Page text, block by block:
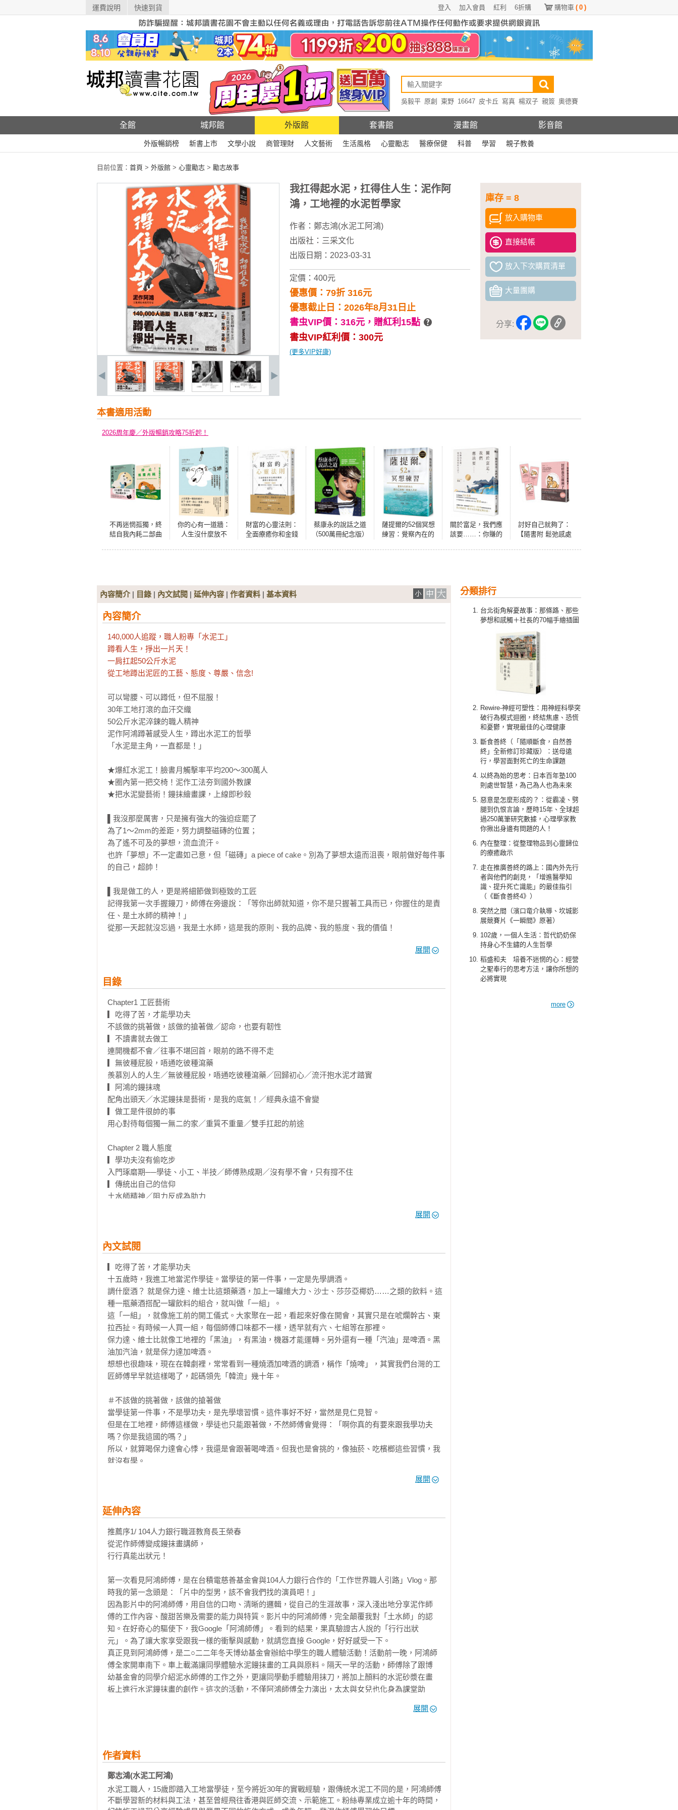
運費說明 快速到貨 購物車 ( 0 )
6折購
紅利
加入會員
登入
吳毅平 原創 東野 16647 皮卡丘 寫真 楊双子 親簽 奧德賽
全館 城邦館 外版館 套書館 漫畫館 影音館
外版暢銷榜 新書上市 文學小說 商管理財 人文藝術 生活風格 心靈勵志 醫療保健 科普 學習 親子教養
目前位置： 首頁 > 外版館 > 心靈勵志 > 勵志故事
庫存 = 8
放入購物車
直接結帳
放入下次購買清單
大量團購
分享:
我扛得起水泥，扛得住人生：泥作阿
鴻，工地裡的水泥哲學家
作者： 鄭志鴻(水泥工阿鴻)
出版社： 三采文化
出版日期：2023-03-31
定價：400元
優惠價：79折 316元
優惠截止日：2026年8月31日止
書虫VIP價：316元， 贈紅利15點
書虫VIP紅利價：300元
(更多VIP好康)
本書適用活動
2026周年慶／外版暢銷攻略75折起！
不再迷惘孤獨，終
結自我內耗二部曲
你的心有一道牆：
人生沒什麼放不
財富的心靈法則：
全面療癒你和金錢
蔡康永的說話之道
（500萬冊紀念版）
薩提爾的52個冥想
練習：覺察內在的
關於富足，我們應
該要……：你賺的
討好自己就夠了：
【隨書附 鬆弛感處
分類排行
台北街角解憂故事：那條路、那些
夢想和感觸＋社長的70幅手繪插圖
Rewire-神經可塑性：用神經科學突
破行為模式迴圈，終結焦慮、恐慌
和憂鬱，實現最佳的心理健康
斷食善終（「隨順斷食，自然善
終」全新修訂珍藏版）：送母遠
行，學習面對死亡的生命課題
以終為始的思考：日本百年塾100
則處世智慧，為己為人也為未來
惡意是怎麼形成的？：從霸凌、劈
腿到仇恨言論，歷時15年、全球超
過250萬筆研究數據，心理學家教
你揪出身邊有問題的人！
內在整理：從整理物品到心靈歸位
的療癒啟示
走在推廣善終的路上：國內外先行
者與他們的創見，「增進醫學知
識、提升死亡識能」的最佳指引
（《斷食善終4》）
突然之間（濱口竜介執導、坎城影
展競賽片《一瞬間》原著）
102歲，一個人生活：哲代奶奶保
持身心不生鏽的人生哲學
稻盛和夫 培養不迷惘的心：經營
之聖奉行的思考方法，讓你所想的
必將實現
more
內容簡介| 目錄 | 內文試閱 | 延伸內容 | 作者資料 | 基本資料
內容簡介
140,000人追蹤，職人粉專「水泥工」
蹲看人生，掙出一片天！
一肩扛起50公斤水泥
從工地蹲出泥匠的工藝、態度、尊嚴、信念!
可以彎腰、可以蹲低，但不屈服！
30年工地打滾的血汗交織
50公斤水泥淬鍊的職人精神
泥作阿鴻蹲著感受人生，蹲出水泥工的哲學
「水泥是主角，一直都是！」
★爆紅水泥工！臉書月觸擊率平均200～300萬人
★圈內第一把交椅！泥作工法夯到國外教課
★把水泥變藝術！鏝抹繪畫課，上線即秒殺
▌我沒那麼厲害，只是擁有強大的強迫症罷了
為了1～2mm的差距，努力調整磁磚的位置；
為了遙不可及的夢想，流血流汗。
也許「夢想」不一定盡如己意，但「磁磚」a piece of cake。別為了夢想太遠而沮喪，眼前做好每件事
的自己，超帥！
▌我是做工的人，更是將細節做到極致的工匠
記得我第一次手握鏝刀，師傅在旁邊說：「等你出師就知道，你不是只握著工具而已，你握住的是責
任、是土水師的精神！」
從那一天起就沒忘過，我是土水師，這是我的原則、我的品牌、我的態度、我的價值！
「第一次看到工地這麼乾淨！」
「泥作工具竟然擺放得這麼整齊？太強了！」
「這真的是水泥工嗎？」
每次看到這樣的留言，我都會很開心。我是想，做人要將心比心。屋子交給我裝潢，屋主絕對不希望
看見滿地垃圾、檳榔汁或菸蒂。
有些師傅有自己的癖好，但是，換個角度想，一邊做工，一邊叼菸嚼檳榔，影響到整個社會對工匠的
觀感，以為我們做工的就是這樣。
我們自己就不帥了，別人怎麼會覺得我們帥？
▌窮，不可恥，可恥的是你沒有面對的勇氣
時薪從160元調升168元，薪水調漲5%；
小吃從50元漲到60元，漲了20%。
請問大家日子怎麼過？我只能更努力地上工！找個膠帶，把日薪貼起來，填上心目中理想的薪水。
▌孩子早已習慣阿爸充滿態度的背影
從小帶著你「蹲著」，不奢望你能跳更高，只希望我們都能穩穩的、踏實地存在著！也許你認為我們
必須仰著頭，看著別人的鼻孔，但其實，我們看到的是背後那片天。
│││
阿鴻說：「你搬的紅磚要放哪？水泥砂要堆在哪？磁磚要擺在哪？這些粗活也是一種學習，你學會了
嗎？」
儘管工作滿檔，還得開課教學「鏝抹繪畫課」，阿鴻每天仍透過臉書一字一句地記錄所思所想，原汁
原味、不修飾的直白語氣，讓人看到職人面對工作的初衷。
做工，不是不讀書的選擇，
而是帥氣又酷的職涯道路！
這本書，讓你看到泥作職人的驕傲與底氣！
【粉絲熱血回饋】
●你改變了我的分別心，顛覆我對工人的觀感！
●你是土水師，也是人生老師。
●看重自己的專業，比學歷更有價值。
【國內推薦】
從泥作師傅變成鏝抹畫講師，行行真能出狀元！
──104人力銀行職涯教育長 王榮春
展開
目錄
Chapter1 工匠藝術
▎吃得了苦，才能學功夫
不該做的挑著做，該做的搶著做／認命，也要有韌性
▎不讀書就去做工
連開機都不會／往事不堪回首，眼前的路不得不走
▎無彼種屁股，唔通吃彼種瀉藥
羨慕別人的人生／無彼種屁股，唔通吃彼種瀉藥／回歸初心／流汗抱水泥才踏實
▎阿鴻的鏝抹魂
配角出頭天／水泥鏝抹是藝術，是我的底氣！／經典永遠不會變
▎做工是件很帥的事
用心對待每個獨一無二的家／重質不重量／雙手扛起的前途
Chapter 2 職人態度
▎學功夫沒有偷吃步
入門琢磨期──學徒、小工、半技／師傅熟成期／沒有學不會，只有撐不住
▎傳統出自己的信仰
土水師精神／阻力反成為助力
走出國際／職人形象／泥作師傅的價值
不藏私最帥氣／正向的循環／熱情永遠是原動力，現實往往是阻力
Chapter 3尊嚴價值
▎窮？我扛！
藏不住的錢／無聲的電視／唯一一場沒醉的酒
▎不只掙工，還要爭氣
憨人想得卡簡單／好心被雷親／留好名聲給人探聽
▎靠自己卡實在
撿回收超帥！／蓋房的買不起房
▎目屎含飯吞
Chapter 4 信念傳承
▎誰叫我是水泥工！
由膠鞋踏入的水泥人生／也曾面臨交岔路口／跨領域的泥作翻轉
▎蹲著跳更高
工二代／這輩子就值了／背後的天空
影響最深的師傅／甘苦與共的家後／點滴在心頭
展開
內文試閱
▎吃得了苦，才能學功夫
十五歲時，我進工地當泥作學徒。當學徒的第一件事，一定是先學調酒。
調什麼酒？ 就是保力達、維士比這類藥酒，加上一罐維大力、沙士、莎莎亞椰奶……之類的飲料。這
種一瓶藥酒搭配一罐飲料的組合，就叫做「一組」。
這「一組」，就像施工前的開工儀式。大家聚在一起，看起來好像在開會，其實只是在唬爛幹古、東
拉西扯。有時候一人買一組，每個師傅口味都不一樣，透早就有六、七組等在那裡。
保力達、維士比就像工地裡的「黑油」，有黑油，機器才能運轉。另外還有一種「汽油」是啤酒。黑
油加汽油，就是保力達加啤酒。
想想也很趣味，現在在韓劇裡，常常看到一種燒酒加啤酒的調酒，稱作「燒啤」，其實我們台灣的工
匠師傅早早就這樣喝了，起碼領先「韓流」幾十年。
＃不該做的挑著做，該做的搶著做
當學徒第一件事，不是學功夫，是先學壞習慣。這件事好不好，當然是見仁見智。
但是在工地裡，師傅這樣做，學徒也只能跟著做，不然師傅會覺得：「啊你真的有要來跟我學功夫
嗎？你是我這國的嗎？」
所以，就算喝保力達會心悸，我還是會跟著喝啤酒。但我也是會挑的，像抽菸、吃檳榔這些習慣，我
就沒有學。
比如剛進工地的時候，工地裡有七、八個師傅，只有我一個學徒。每個師傅要準備東西，第一個一定
「阿鴻！」
「阿鴻，哩來！」
「阿鴻，卡緊咧！」
那時候我年紀小，單純得像張白紙，什麼都不懂，什麼都不會。不知道工具名稱，也完全抱不動水
泥。只要手稍微髒了，就跑去洗手，還會一直把手拿起來聞。
每個師傅看我這樣，心裡不免覺得：害啊！ 這個少年欸可能做不久。偏偏我年輕，初生之犢不畏虎，
不懂什麼是累，吃苦當吃補，被師傅「幹譙」也不怕。
工具名稱不知道？ 多記幾次就對了。
水泥扛不動？ 多跑幾趟就抱得動了。
有師傅唸我，我就默默聽、虛心接受。不管再苦再累，為了生活，我咬牙也會撐下去！
我養成第一個到工地的習慣，師傅還沒來之前，我就把施工前該做的前置作業統統準備好了；師傅們
累的時候，我就自告奮勇，拍拍胸脯說：「師欸，換我來！」
隨著時間一天天過去，慢慢的，師傅們看我的眼神不一樣了；越來越喜歡我，也開始會「放功夫」給
承下來的經驗。
「看就對了，看就會了。」是他們以前從上個師傅那裡學到的經驗，所以他們現在自然也是把我叫到
旁邊「看」。
但是，要是能夠一看就會，學徒還需要當學徒嗎？ 在這樣的情形下，我常常被師傅電得滿頭包，三天
兩頭都被罵。
展開
延伸內容
推薦序1/ 104人力銀行職涯教育長王榮春
從泥作師傅變成鏝抹畫講師，
行行真能出狀元！
第一次看見阿鴻師傅，是在台積電慈善基金會與104人力銀行合作的「工作世界職人引路」Vlog。那
時我的第一念頭是：「片中的型男，該不會我們找的演員吧！」
因為影片中的阿鴻師傅，用自信的口吻、清晰的邏輯，從自己的生涯故事，深入淺出地分享泥作師
傅的工作內容、酸甜苦樂及需要的能力與特質。影片中的阿鴻師傅，完全顛覆我對「土水師」的認
知。在好奇心的驅使下，我Google「阿鴻師傅」。看到的結果，果真驗證古人說的「行行出狀
元」。為了讓大家享受跟我一樣的衝擊與感動，就請您直接 Google，好好感受一下。
真正見到阿鴻師傅，是二○二二年冬天博幼基金會辦給中學生的職人體驗活動！活動前一晚，阿鴻師
傅全家開車南下。車上載滿讓同學體驗水泥鏝抹畫的工具與原料。隔天一早的活動，師傅除了跟博
幼基金會的同學介紹泥水師傅的工作之外，更讓同學動手體驗用抹刀，將加上顏料的水泥砂漿在畫
板上進行水泥鏝抹畫的創作。這次的活動，不僅阿鴻師傅全力演出，太太與女兒也化身為課堂助
後來從阿鴻師傅的臉書粉絲頁，才知道他常常無私地分享泥作施工的技巧與注意事項，目的是讓其
我一直很好奇阿鴻師傅，怎麼會有這念頭，想到將水泥砂漿變成顏料，將牆壁當畫布進行藝術創
作？我也想要知道，當第一個客戶指定要他創作，把自家牆面變成水泥鏝抹畫時，心中的感受是如
何？我更想知道阿鴻師傅為何會想到開班授課，成為教授創作水泥鏝抹無框畫的斜槓講師。
如果你跟我對阿鴻師傅的故事有一樣的好奇，請你好好看看這本書。對你如何開啟怦然心動的第二
人生，一定會帶來很多靈感與感動。
展開
作者資料
鄭志鴻(水泥工阿鴻)
水泥工職人，15歲即踏入工地當學徒，至今將近30年的實戰經驗，跟傳統水泥工不同的是，阿鴻師傅
不斷學習新的材料與工法，甚至曾經飛往香港與匠師交流、示範施工。粉絲專業成立逾十年的時間，